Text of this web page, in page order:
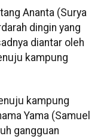
Ananta (Surya
dingin yang
diantar oleh
kampung
kampung
Yama (Samuel
gangguan